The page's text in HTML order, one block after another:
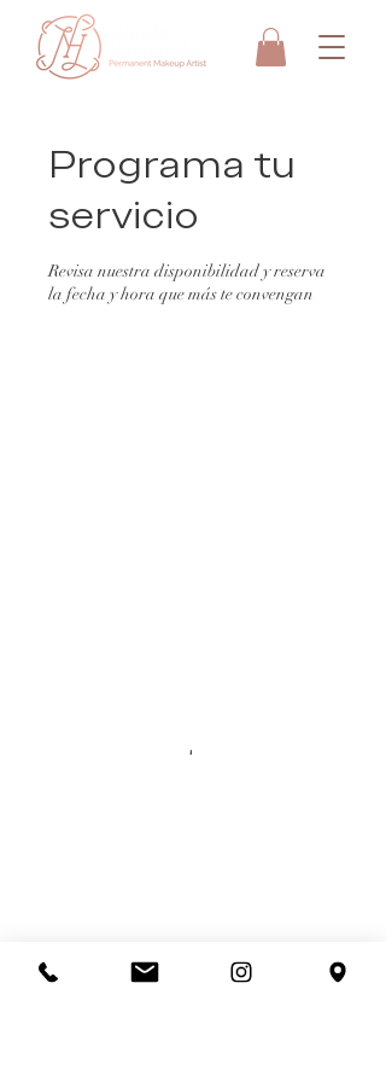
Programa tu
servicio
Revisa nuestra disponibilidad y reserva
la fecha y hora que más te convengan